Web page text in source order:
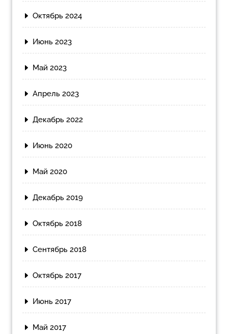
Октябрь 2024
Июнь 2023
Май 2023
Апрель 2023
Декабрь 2022
Июнь 2020
Май 2020
Декабрь 2019
Октябрь 2018
Сентябрь 2018
Октябрь 2017
Июнь 2017
Май 2017